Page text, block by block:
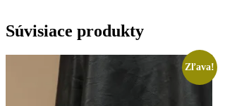
Súvisiace produkty
Zľava!